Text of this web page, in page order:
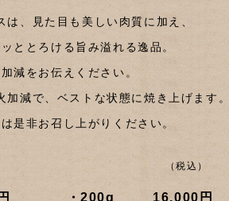
は、見た目も美しい肉質に加え、
ととろける旨み溢れる逸品。
減をお伝えください。
減で、ベストな状態に焼き上げます。
是非お召し上がりください。
（税込）
・200g 16,000円